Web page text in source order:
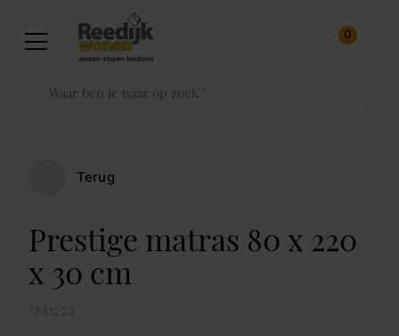
0
Terug
Prestige matras 80 x 220
x 30 cm